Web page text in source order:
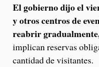
El gobierno dijo el
y otros centros de
reabrir
implican reservas
cantidad de visitantes.